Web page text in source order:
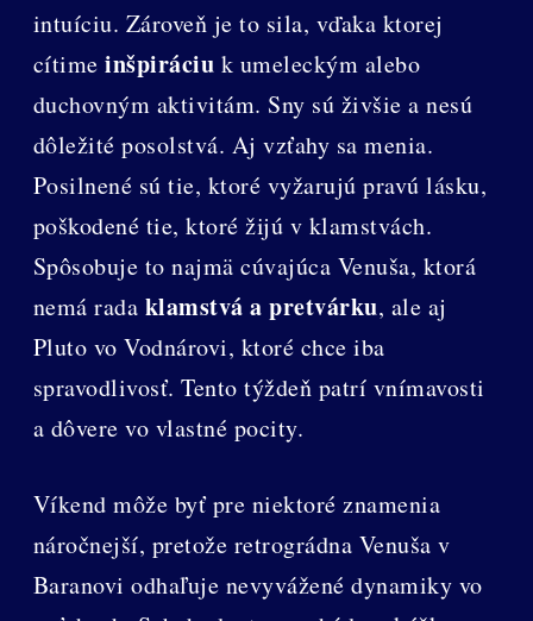
intuíciu. Zároveň je to sila, vďaka ktorej
cítimeinšpiráciu k umeleckým alebo
duchovným aktivitám. Sny sú živšie a nesú
dôležité posolstvá. Aj vzťahy sa menia.
Posilnené sú tie, ktoré vyžarujú pravú lásku,
poškodené tie, ktoré žijú v klamstvách.
Spôsobuje to najmä cúvajúca Venuša, ktorá
nemá rada klamstvá a pretvárku, ale aj
Pluto vo Vodnárovi, ktoré chce iba
spravodlivosť. Tento týždeň patrí vnímavosti
a dôvere vo vlastné pocity.
Víkend môže byť pre niektoré znamenia
náročnejší, pretože retrográdna Venuša v
Baranovi odhaľuje nevyvážené dynamiky vo